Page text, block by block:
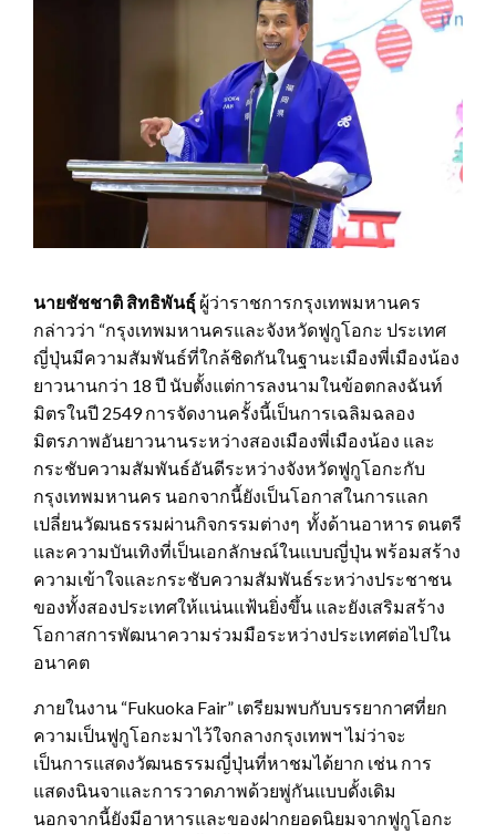
นายชัชชาติ สิทธิพันธุ์ ผู้ว่าราชการกรุงเทพมหานคร
กล่าวว่า “กรุงเทพมหานครและจังหวัดฟูกูโอกะ ประเทศ
ญี่ปุ่นมีความสัมพันธ์ที่ใกล้ชิดกันในฐานะเมืองพี่เมืองน้อง
ยาวนานกว่า 18 ปี นับตั้งแต่การลงนามในข้อตกลงฉันท์
มิตรในปี 2549 การจัดงานครั้งนี้เป็นการเฉลิมฉลอง
มิตรภาพอันยาวนานระหว่างสองเมืองพี่เมืองน้อง และ
กระชับความสัมพันธ์อันดีระหว่างจังหวัดฟูกูโอกะกับ
กรุงเทพมหานคร นอกจากนี้ยังเป็นโอกาสในการแลก
เปลี่ยนวัฒนธรรมผ่านกิจกรรมต่างๆ ทั้งด้านอาหาร ดนตรี
และความบันเทิงที่เป็นเอกลักษณ์ในแบบญี่ปุ่น พร้อมสร้าง
ความเข้าใจและกระชับความสัมพันธ์ระหว่างประชาชน
ของทั้งสองประเทศให้แน่นแฟ้นยิ่งขึ้น และยังเสริมสร้าง
โอกาสการพัฒนาความร่วมมือระหว่างประเทศต่อไปใน
อนาคต
ภายในงาน “Fukuoka Fair” เตรียมพบกับบรรยากาศที่ยก
ความเป็นฟูกูโอกะมาไว้ใจกลางกรุงเทพฯ ไม่ว่าจะ
เป็นการแสดงวัฒนธรรมญี่ปุ่นที่หาชมได้ยาก เช่น การ
แสดงนินจาและการวาดภาพด้วยพู่กันแบบดั้งเดิม
นอกจากนี้ยังมีอาหารและของฝากยอดนิยมจากฟูกูโอกะ